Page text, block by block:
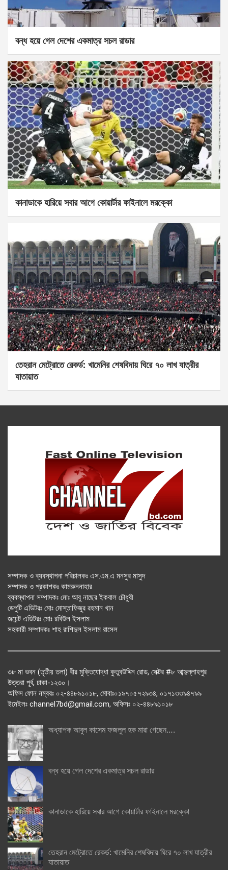
বন্ধ হয়ে গেল দেশের একমাত্র সচল রাডার
কানাডাকে হারিয়ে সবার আগে কোয়ার্টার ফাইনালে মরক্কো
তেহরান মেট্রোতে রেকর্ড: খামেনির শেষবিদায় ঘিরে ৭০ লাখ যাত্রীর
যাতায়াত
সম্পাদক ও ব্যবস্থাপনা পরিচালকঃ এস.এম.এ মনসুর মাসুদ
সম্পাদক ও প্রকাশকঃ কামরুননাহার
ব্যবস্থাপনা সম্পাদকঃ মোঃ আবু নাছের ইকবাল চৌধুরী
ডেপুটি এডিটরঃ মোঃ মোস্তাফিজুর রহমান খান
জয়েন্ট এডিটরঃ মোঃ রবিউল ইসলাম
সহকারী সম্পাদকঃ শাহ রাশিদুল ইসলাম রাসেল
৩৮ মা ভবন (তৃতীয় তলা) বীর মুক্তিযোদ্ধা কুতুবউদ্দিন রোড, সেক্টর #৮ আব্দুল্লাহপুর
উত্তরা পূর্ব, ঢাকা-১২৩০।
অফিস ফোন নম্বরঃ ০২-৪৪৮৯১০১৮, মোবাঃ০১৯৭০৫৭২৯৩৪, ০১৭১৩৩৯৪৭৯৯
ইমেইলঃ channel7bd@gmail.com, অফিসঃ ০২-৪৪৮৯১০১৮
অধ্যাপক আবুল কাসেম ফজলুল হক মারা গেছেন….
বন্ধ হয়ে গেল দেশের একমাত্র সচল রাডার
কানাডাকে হারিয়ে সবার আগে কোয়ার্টার ফাইনালে মরক্কো
তেহরান মেট্রোতে রেকর্ড: খামেনির শেষবিদায় ঘিরে ৭০ লাখ যাত্রীর
যাতায়াত